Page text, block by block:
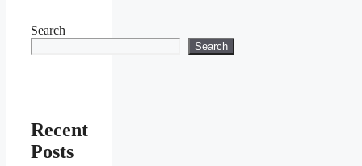
Search
Search
Recent
Posts